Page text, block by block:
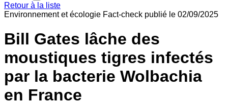
Retour à la liste
Environnement et écologie Fact-check publié le 02/09/2025
Bill Gates lâche des
moustiques tigres infectés
par la bacterie Wolbachia
en France